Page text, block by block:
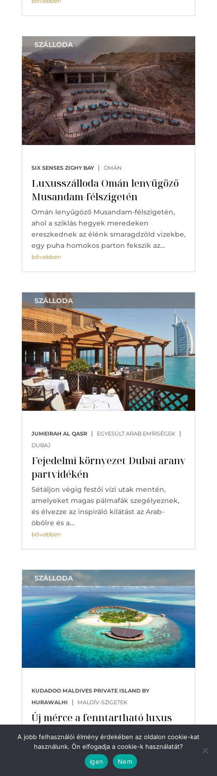
Luxusszálloda Omán lenyűgöző
Musandam-félszigetén
SIX SENSES ZIGHY BAY | OMÁN
SZÁLLODA
Omán lenyűgöző Musandam-félszigetén,
ahol a sziklás hegyek meredeken
ereszkednek az élénk smaragdzöld vizekbe,
egy puha homokos parton fekszik az…
bővebben
Fejedelmi környezet Dubai arany
partvidékén
JUMEIRAH AL QASR | EGYESÜLT ARAB EMÍRSÉGEK |
DUBAJ
SZÁLLODA
Sétáljon végig festői vízi utak mentén,
amelyeket magas pálmafák szegélyeznek,
és élvezze az inspiráló kilátást az Arab-
öbölre és a…
bővebben
Új mérce a fenntartható luxus
vendéglátás terén
KUDADOO MALDIVES PRIVATE ISLAND BY
HURAWALHI
| MALDÍV-SZIGETEK
SZÁLLODA
A Kudadoo Maldív-szigetek privát szigete
teljes körű élményt kínál, amely még a
legigényesebb utazót is lenyűgözi, a
A jobb felhasználói élmény érdekében az oldalon cookie-kat
használunk. Ön elfogadja a cookie-k használatát?
Igen
Nem